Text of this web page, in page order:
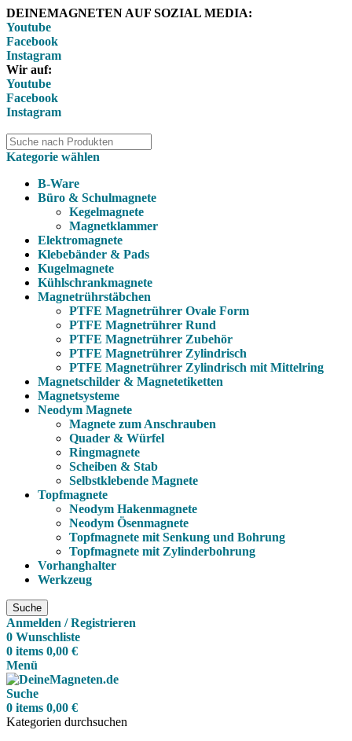
DEINEMAGNETEN AUF SOZIAL MEDIA:
Youtube
Facebook
Instagram
Wir auf:
Youtube
Facebook
Instagram
Kategorie wählen
B-Ware
Büro & Schulmagnete
Kegelmagnete
Magnetklammer
Elektromagnete
Klebebänder & Pads
Kugelmagnete
Kühlschrankmagnete
Magnetrührstäbchen
PTFE Magnetrührer Ovale Form
PTFE Magnetrührer Rund
PTFE Magnetrührer Zubehör
PTFE Magnetrührer Zylindrisch
PTFE Magnetrührer Zylindrisch mit Mittelring
Magnetschilder & Magnetetiketten
Magnetsysteme
Neodym Magnete
Magnete zum Anschrauben
Quader & Würfel
Ringmagnete
Scheiben & Stab
Selbstklebende Magnete
Topfmagnete
Neodym Hakenmagnete
Neodym Ösenmagnete
Topfmagnete mit Senkung und Bohrung
Topfmagnete mit Zylinderbohrung
Vorhanghalter
Werkzeug
Suche
Anmelden / Registrieren
0 Wunschliste
0 items 0,00 €
Menü
Suche
0 items 0,00 €
Kategorien durchsuchen